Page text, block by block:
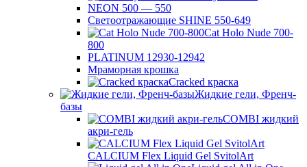
NEON 500 — 550
Светоотражающие SHINE 550-649
Cat Holo Nude 700-
800
PLATINUM 12930-12942
Мраморная крошка
Cracked краска
Жидкие гели, Френч-
базы
COMBI жидкий
акри-гель
CALCIUM Flex Liquid Gel SvitolArt